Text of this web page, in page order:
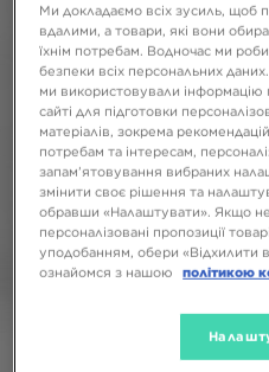
Ми докладаємо всіх зусиль, щоб
вдалими, а товари, які вони
їхнім потребам. Водночас ми
безпеки всіх персональних
ми використовували
сайті для підготовки
матеріалів, зокрема
потребам та інтересам,
запам’ятовування вибраних
змінити своє рішення та
обравши «Налаштувати». Якщо
персоналізовані пропозиції
уподобанням, обери «Відхилити
ознайомся з нашою
політикою